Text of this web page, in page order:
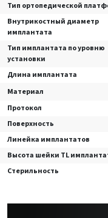
Тип ортопедической
Внутрикостный диаметр
имплантата
Тип имплантата по уровню
установки
Длина имплантата
Материал
Протокол
Поверхность
Линейка имплантатов
Высота шейки TL
Стерильность